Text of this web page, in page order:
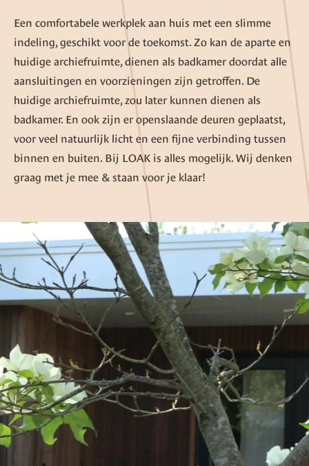
Een comfortabele werkplek aan huis met een slimme
indeling, geschikt voor de toekomst. Zo kan de aparte en
huidige archiefruimte, dienen als badkamer doordat alle
aansluitingen en voorzieningen zijn getroffen. De
huidige archiefruimte, zou later kunnen dienen als
badkamer. En ook zijn er openslaande deuren geplaatst,
voor veel natuurlijk licht en een fijne verbinding tussen
binnen en buiten. Bij LOAK is alles mogelijk. Wij denken
graag met je mee & staan voor je klaar!